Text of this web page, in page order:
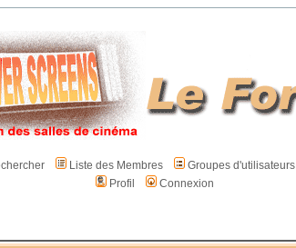
Liste des Membres Groupes d'utilisateurs
Profil
Connexion